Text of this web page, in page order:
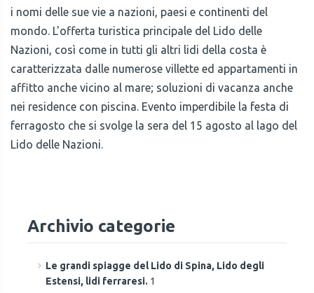
i nomi delle sue vie a nazioni, paesi e continenti del
mondo. L'offerta turistica principale del Lido delle
Nazioni, così come in tutti gli altri lidi della costa è
caratterizzata dalle numerose villette ed appartamenti in
affitto anche vicino al mare; soluzioni di vacanza anche
nei residence con piscina. Evento imperdibile la festa di
ferragosto che si svolge la sera del 15 agosto al lago del
Lido delle Nazioni.
Archivio categorie
Le grandi spiagge del Lido di Spina, Lido degli
Estensi, lidi ferraresi. 1